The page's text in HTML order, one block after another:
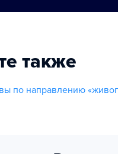
также
по направлению